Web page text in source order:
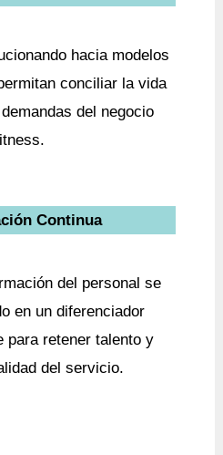
hacia modelos
conciliar la vida
del negocio
Continua
del personal se
en un diferenciador
para retener talento y
del servicio.